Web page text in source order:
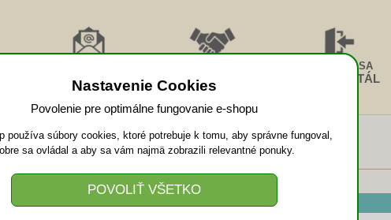
Nastavenie Cookies
Povolenie pre optimálne fungovanie e-shopu
používa súbory cookies, ktoré potrebuje k tomu, aby správne fungoval,
sa ovládal a aby sa vám najmä zobrazili relevantné ponuky.
NOVINKY SPOLUPRÁCA
PRIHLÁSIŤ SA
VIDEOPORTÁL
BAZI - ročná predpoveď